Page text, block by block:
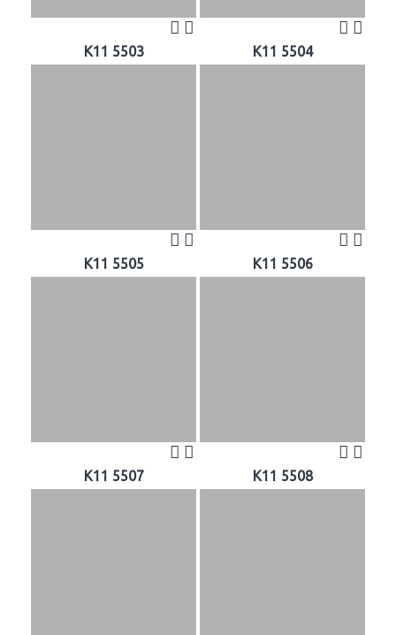
K11 5503 K11 5504
K11 5505 K11 5506
K11 5507 K11 5508